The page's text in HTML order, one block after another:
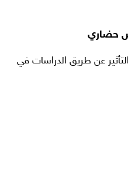
حضاري
عن طريق الدراسات في